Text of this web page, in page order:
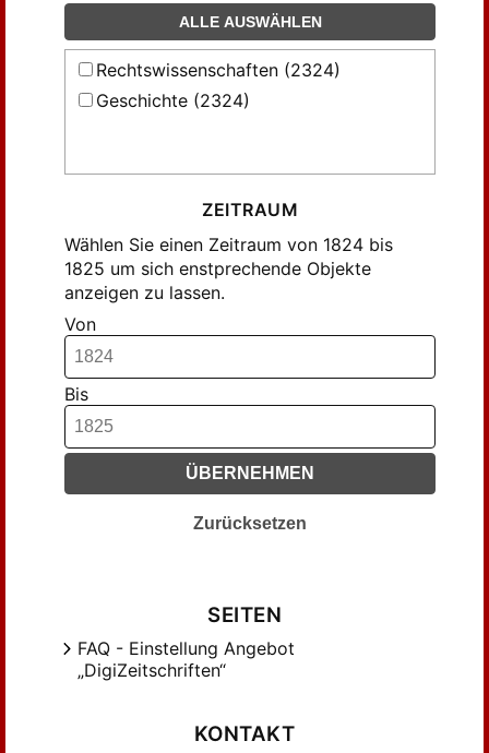
ALLE AUSWÄHLEN
Rechtswissenschaften (2324)
Geschichte (2324)
ZEITRAUM
Wählen Sie einen Zeitraum von 1824 bis
1825 um sich enstprechende Objekte
anzeigen zu lassen.
Von
Bis
ÜBERNEHMEN
Zurücksetzen
SEITEN
FAQ - Einstellung Angebot
„DigiZeitschriften“
KONTAKT